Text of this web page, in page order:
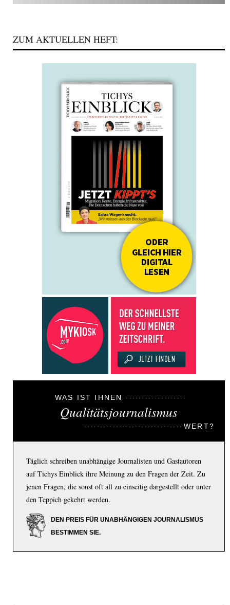
ZUM AKTUELLEN HEFT:
WAS IST IHNEN
Qualitätsjournalismus
WERT?
Täglich schreiben unabhängige Journalisten und Gastautoren
auf Tichys Einblick ihre Meinung zu den Fragen der Zeit. Zu
jenen Fragen, die sonst oft all zu einseitig dargestellt oder unter
den Teppich gekehrt werden.
DEN PREIS FÜR UNABHÄNGIGEN JOURNALISMUS
BESTIMMEN SIE.